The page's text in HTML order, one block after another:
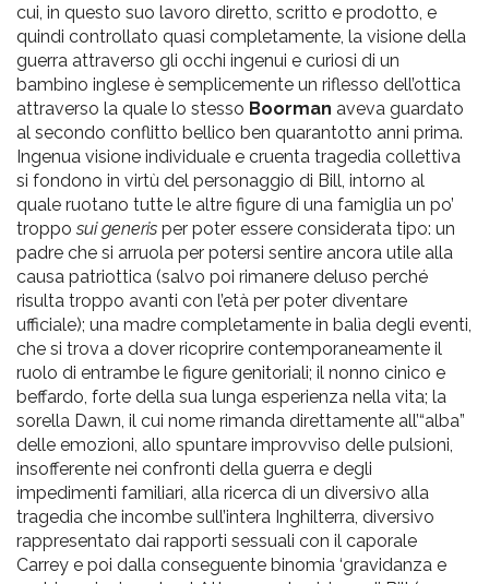
cui, in questo suo lavoro diretto, scritto e prodotto, e
quindi controllato quasi completamente, la visione della
guerra attraverso gli occhi ingenui e curiosi di un
bambino inglese è semplicemente un riflesso dell’ottica
attraverso la quale lo stesso Boorman aveva guardato
al secondo conflitto bellico ben quarantotto anni prima.
Ingenua visione individuale e cruenta tragedia collettiva
si fondono in virtù del personaggio di Bill, intorno al
quale ruotano tutte le altre figure di una famiglia un po’
troppo sui generis per poter essere considerata tipo: un
padre che si arruola per potersi sentire ancora utile alla
causa patriottica (salvo poi rimanere deluso perché
risulta troppo avanti con l’età per poter diventare
ufficiale); una madre completamente in balìa degli eventi,
che si trova a dover ricoprire contemporaneamente il
ruolo di entrambe le figure genitoriali; il nonno cinico e
beffardo, forte della sua lunga esperienza nella vita; la
sorella Dawn, il cui nome rimanda direttamente all’“alba”
delle emozioni, allo spuntare improvviso delle pulsioni,
insofferente nei confronti della guerra e degli
impedimenti familiari, alla ricerca di un diversivo alla
tragedia che incombe sull’intera Inghilterra, diversivo
rappresentato dai rapporti sessuali con il caporale
Carrey e poi dalla conseguente binomia ‘gravidanza e